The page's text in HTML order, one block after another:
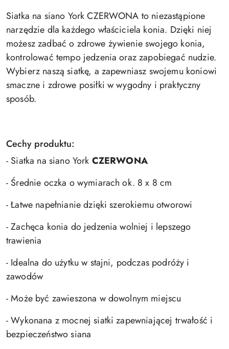
Siatka na siano York CZERWONA to niezastąpione
narzędzie dla każdego właściciela konia. Dzięki niej
możesz zadbać o zdrowe żywienie swojego konia,
kontrolować tempo jedzenia oraz zapobiegać nudzie.
Wybierz naszą siatkę, a zapewniasz swojemu koniowi
smaczne i zdrowe posiłki w wygodny i praktyczny
sposób.
Cechy produktu:
- Siatka na siano York CZERWONA
- Średnie oczka o wymiarach ok. 8 x 8 cm
- Łatwe napełnianie dzięki szerokiemu otworowi
- Zachęca konia do jedzenia wolniej i lepszego
trawienia
- Idealna do użytku w stajni, podczas podróży i
zawodów
- Może być zawieszona w dowolnym miejscu
- Wykonana z mocnej siatki zapewniającej trwałość i
bezpieczeństwo siana